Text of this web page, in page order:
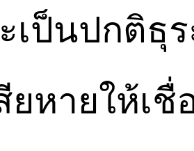
เป็นปกติธุ
ยหายให้เ